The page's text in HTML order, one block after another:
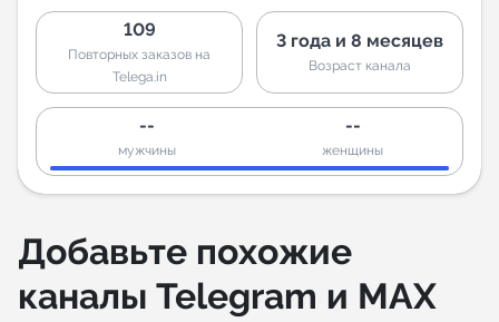
109
Повторных заказов на
Telega.in
3 года и 8 месяцев
Возраст канала
--
мужчины
--
женщины
Добавьте похожие
каналы Telegram и MAX